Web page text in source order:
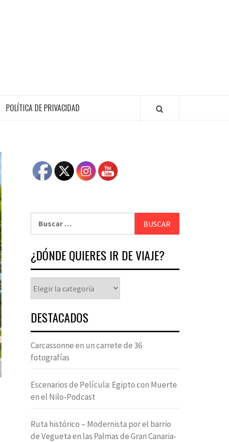
POLÍTICA DE PRIVACIDAD
¿DÓNDE QUIERES IR DE VIAJE?
DESTACADOS
Carcassonne en un carrete de 36
fotografías
Escenarios de Película: Egipto con Muerte
en el Nilo-Podcast
Ruta histórico – Modernista por el barrio
de Vegueta en las Palmas de Gran Canaria-